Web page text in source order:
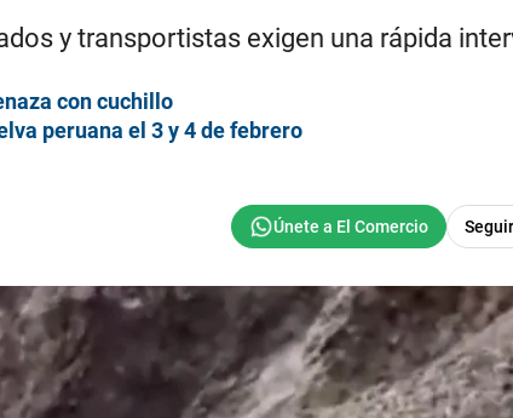
y transportistas exigen una rápida
con cuchillo
peruana el 3 y 4 de febrero